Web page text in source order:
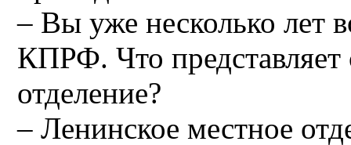
– Вы уже несколько лет
КПРФ. Что представляет
отделение?
– Ленинское местное